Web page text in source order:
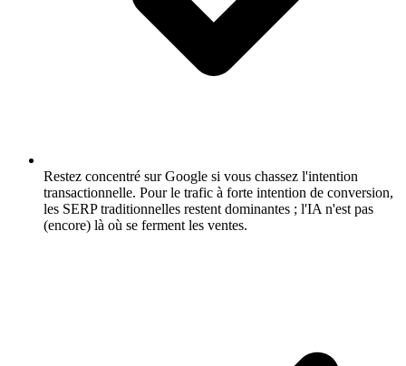
Restez concentré sur Google si vous chassez l'intention
transactionnelle. Pour le trafic à forte intention de conversion,
les SERP traditionnelles restent dominantes ; l'IA n'est pas
(encore) là où se ferment les ventes.